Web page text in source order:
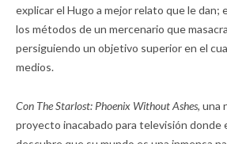
explicar el Hugo a mejor relato que le dan;
los métodos de un mercenario que
persiguiendo un objetivo superior en el
medios.
Con The Starlost: Phoenix Without Ashes, una
proyecto inacabado para televisión donde